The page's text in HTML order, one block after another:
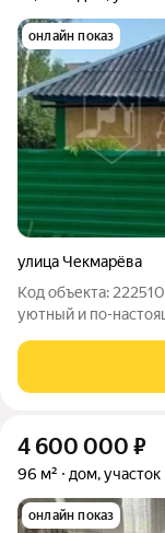
онлайн показ
улица Чекмарёва
Код объекта:
уютный и по-
выбор для тех, кто
при этом не готов
4 600 000 ₽
96 м² дом, участок
онлайн показ